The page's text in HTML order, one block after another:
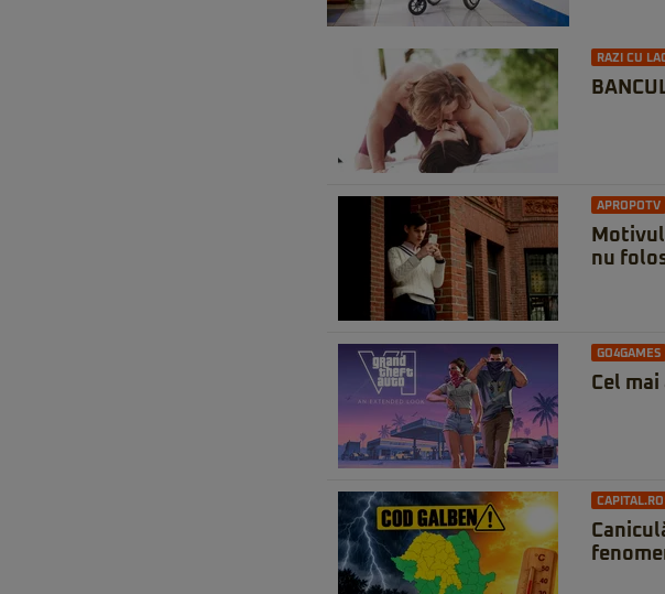
RAZI CU
APROPOTV
nu
GO4GAMES
Cel
CAPITAL.RO